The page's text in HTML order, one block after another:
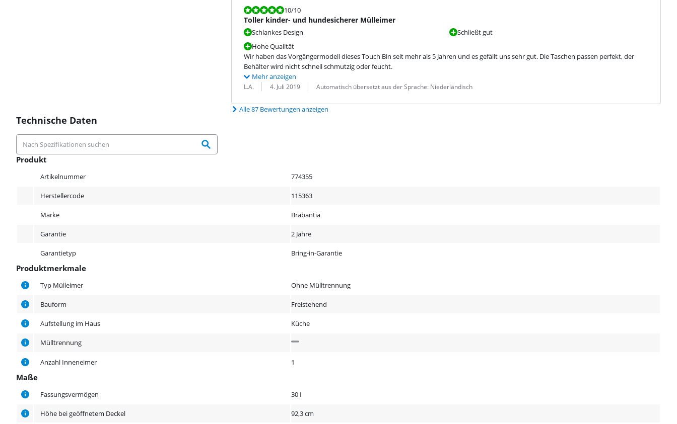
Bewertet mit 10 von 10.
10/10
Toller kinder- und hundesicherer Mülleimer
Schlankes Design
Hohe Qualität
Schließt gut
Wir haben das Vorgängermodell dieses Touch Bin seit mehr als 5 Jahren und es gefällt uns sehr gut. Die Taschen passen perfekt, der
Behälter wird nicht schnell schmutzig oder feucht.
Mehr anzeigen
Bewertung von:
L.A.
Datum: 4. Juli 2019
Übersetzung: Automatisch übersetzt aus der Sprache: Niederländisch
Alle 87 Bewertungen anzeigen
Technische Daten
Produkt
Artikelnummer 774355
Herstellercode 115363
Marke Brabantia
Garantie 2 Jahre
Garantietyp Bring-in-Garantie
Produktmerkmale
Produktmerkmale
Typ Mülleimer Ohne Mülltrennung
Bauform Freistehend
Aufstellung im Haus Küche
Mülltrennung
Anzahl Inneneimer 1
Maße
Fassungsvermögen 30 I
Höhe bei geöffnetem Deckel 92,3 cm